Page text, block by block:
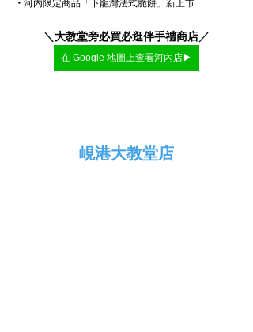
・ 河內限定商品「下龍灣法式脆餅」新上市
＼大教堂旁必買必逛伴手禮商店／
在 Google 地圖上查看河內店▶
峴港大教堂店